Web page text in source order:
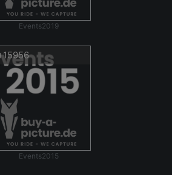
Events2019
15956
Events2015